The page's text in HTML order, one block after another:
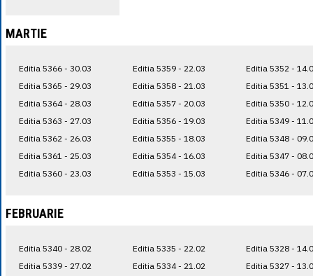
MARTIE
Editia 5366 - 30.03
Editia 5365 - 29.03
Editia 5364 - 28.03
Editia 5363 - 27.03
Editia 5362 - 26.03
Editia 5361 - 25.03
Editia 5360 - 23.03
Editia 5359 - 22.03
Editia 5358 - 21.03
Editia 5357 - 20.03
Editia 5356 - 19.03
Editia 5355 - 18.03
Editia 5354 - 16.03
Editia 5353 - 15.03
Editia 5352 -
Editia 5351 -
Editia 5350 -
Editia 5349 -
Editia 5348 -
Editia 5347 -
Editia 5346 -
FEBRUARIE
Editia 5340 - 28.02
Editia 5339 - 27.02
Editia 5335 - 22.02
Editia 5334 - 21.02
Editia 5328 -
Editia 5327 -